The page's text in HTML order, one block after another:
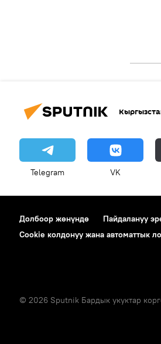
Telegram VK
Долбоор жөнүндө Пайдалануу
Cookie колдонуу жана автоматтык
© 2026 Sputnik Бардык укуктар